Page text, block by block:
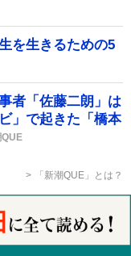
を生きるための5
者「佐藤二朗」は
」で起きた「橋本
「新潮QUE」とは？